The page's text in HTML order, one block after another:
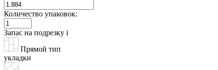
Количество упаковок:
Запас на подрезку i
Прямой тип
укладки